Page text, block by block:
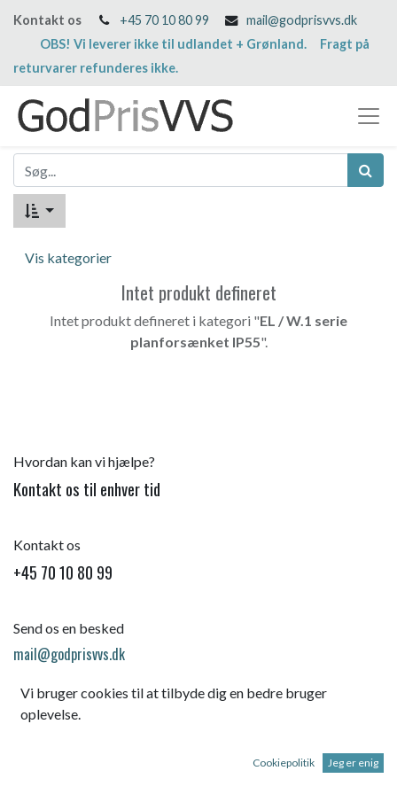
Kontakt os +45 70 10 80 99
mail@godprisvvs.dk
OBS! Vi leverer ikke til udlandet + Grønland. Fragt på
returvarer refunderes ikke.
Vis kategorier
Intet produkt defineret
Intet produkt defineret i kategori "EL / W.1 serie
planforsænket IP55".
Hvordan kan vi hjælpe?
Kontakt os til enhver tid
Kontakt os
+45 70 10 80 99
Send os en besked
mail@godprisvvs.dk
Vi bruger cookies til at tilbyde dig en bedre bruger
oplevelse.
Cookiepolitik Jeg er enig